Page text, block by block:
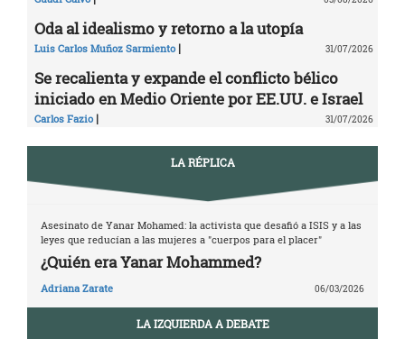
Oda al idealismo y retorno a la utopía
Luis Carlos Muñoz Sarmiento | 31/07/2026
Se recalienta y expande el conflicto bélico
iniciado en Medio Oriente por EE.UU. e Israel
Carlos Fazio | 31/07/2026
LA RÉPLICA
Asesinato de Yanar Mohamed: la activista que desafió a ISIS y a las
leyes que reducían a las mujeres a "cuerpos para el placer"
¿Quién era Yanar Mohammed?
Adriana Zarate 06/03/2026
LA IZQUIERDA A DEBATE